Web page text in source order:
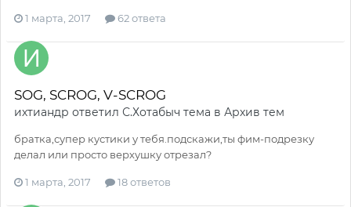
1 марта, 2017 62 ответа
SOG, SCROG, V-SCROG
ихтиандр ответил С.Хотабыч тема в Архив тем
братка,супер кустики у тебя.подскажи,ты фим-подрезку
делал или просто верхушку отрезал?
1 марта, 2017 18 ответов